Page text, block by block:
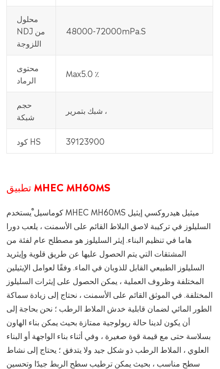
محلول
NDJ من
اللزوجة
48000-72000mPa.S
محتوى
الرماد
Max5.0 ٪
حجم
شبكة
شبك بتمرير ،
كود HS 39123900
تطبيق MHEC MH60MS
كوماسيل®يستخدم MHEC MH60MS ميثيل هيدروكسي إيثيل
السليلوز في تركيبة لاصق البلاط القائم على الأسمنت ، يلعب دورا
هاما في تنظيم البناء. إيثر السليلوز هو مصطلح عام لفئة من
المشتقات التي يتم الحصول عليها عن طريق قلوية وإيثريد
السليلوز الطبيعي القابل للذوبان في الماء. وفقًا لعوامل الإيثيلين
المختلفة وظروف العملية ، يمكن الحصول على إيثرات السليلوز
المختلفة. في الموثق القائم على الأسمنت ، نحتاج إلى زيادة سماكة
الطور المائي لضمان قابلية خدش الملاط الرطب ؛ نحن بحاجة إلى
أن يكون لدينا حالة ريولوجية ممتازة بحيث يمكن بناء الهاون
بسلاسة حتى مع قيمة قوة صغيرة ، وفي أثناء بناء الواجهة أو البناء
العلوي ، الملاط الرطب ذو شكل جيد ولا يتدفق ؛ يحتاج إلى نشاط
سطح مناسب ، بحيث يمكن ترطيب سطح الربط جيدًا وتحسين